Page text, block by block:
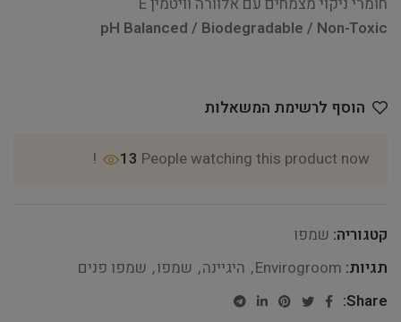
pH Balanced / Biodegradable / Non-Toxic
הוסף לרשימת המשאלות
13 People watching this product now!
קטגוריה: שמפו
תגיות: Envirogroom
, היגיינה, שמפו, שמפו פנים
Share: